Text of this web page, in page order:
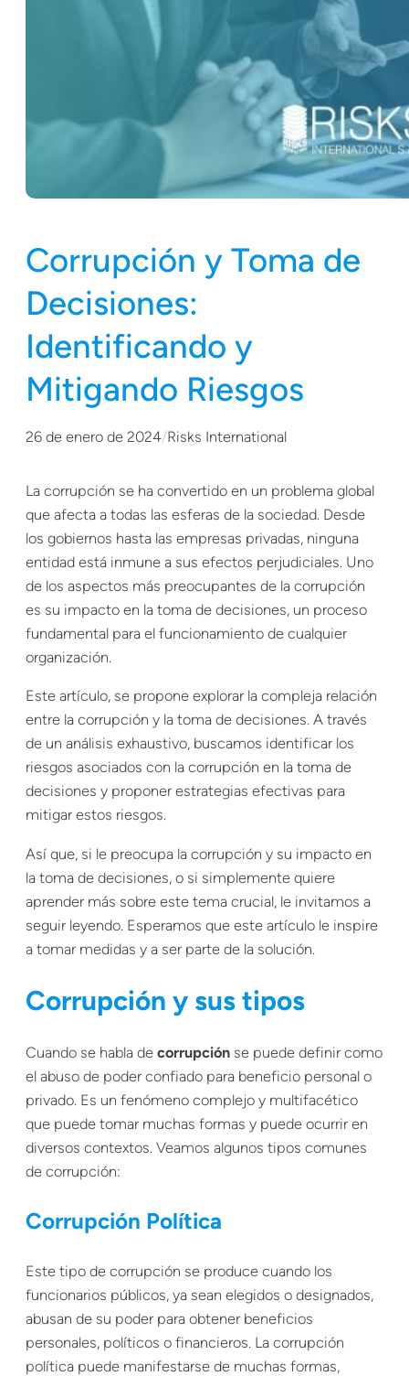
Corrupción y Toma de
Decisiones:
Identificando y
Mitigando Riesgos
26 de enero de 2024/Risks International
La corrupción se ha convertido en un problema global
que afecta a todas las esferas de la sociedad. Desde
los gobiernos hasta las empresas privadas, ninguna
entidad está inmune a sus efectos perjudiciales. Uno
de los aspectos más preocupantes de la corrupción
es su impacto en la toma de decisiones, un proceso
fundamental para el funcionamiento de cualquier
organización.
Este artículo, se propone explorar la compleja relación
entre la corrupción y la toma de decisiones. A través
de un análisis exhaustivo, buscamos identificar los
riesgos asociados con la corrupción en la toma de
decisiones y proponer estrategias efectivas para
mitigar estos riesgos.
Así que, si le preocupa la corrupción y su impacto en
la toma de decisiones, o si simplemente quiere
aprender más sobre este tema crucial, le invitamos a
seguir leyendo. Esperamos que este artículo le inspire
a tomar medidas y a ser parte de la solución.
Corrupción y sus tipos
Cuando se habla de corrupción se puede definir como
el abuso de poder confiado para beneficio personal o
privado. Es un fenómeno complejo y multifacético
que puede tomar muchas formas y puede ocurrir en
diversos contextos. Veamos algunos tipos comunes
de corrupción:
Corrupción Política
Este tipo de corrupción se produce cuando los
funcionarios públicos, ya sean elegidos o designados,
abusan de su poder para obtener beneficios
personales, políticos o financieros. La corrupción
política puede manifestarse de muchas formas,